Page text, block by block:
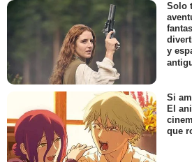
Solo
y
Si
El
que